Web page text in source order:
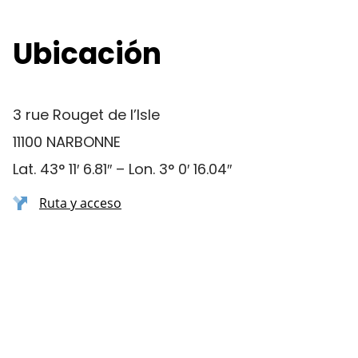
Ubicación
3 rue Rouget de l’Isle
11100 NARBONNE
Lat. 43° 11′ 6.81″ – Lon. 3° 0′ 16.04″
Ruta y acceso